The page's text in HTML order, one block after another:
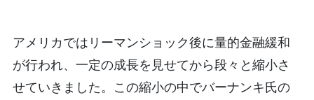
アメリカではリーマンショック後に量的金融緩和
が行われ、一定の成長を見せてから段々と縮小さ
せていきました。この縮小の中でバーナンキ氏の